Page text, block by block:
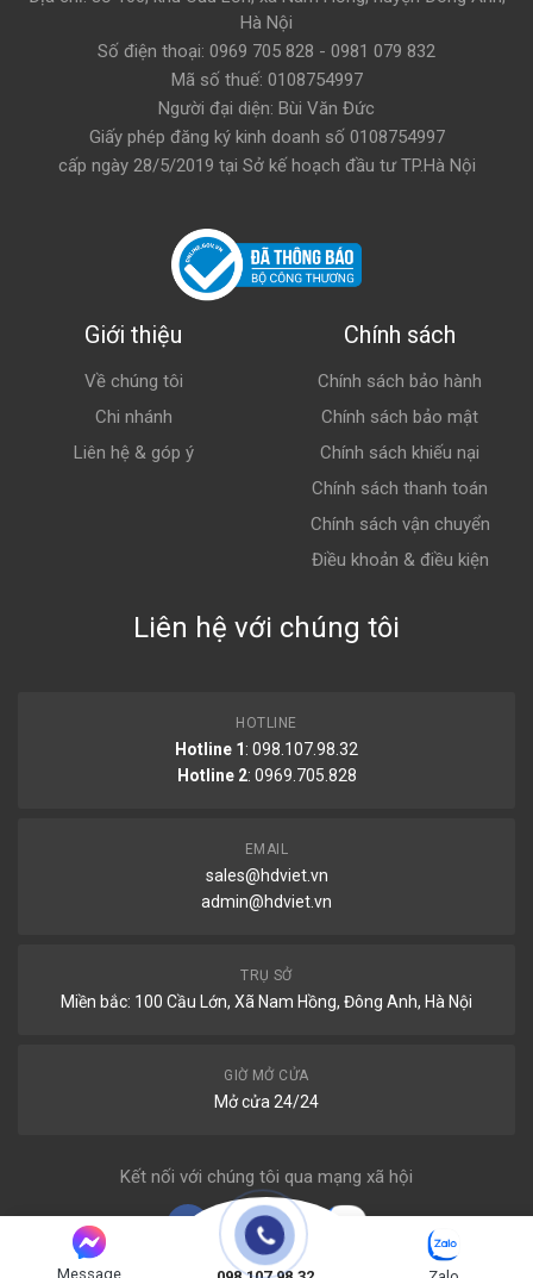
Phân phúc phổ thông
thương hiệu phổ thông, thì ắc quy Varta thương
hiệu Đức là sự lựa chọn lý tưởng. Đây là các sản
thọ dao động khoảng 3 năm, độ ổn định trong
quá trình sử dụng.
Ắc quy Varta cho xe
Các bình nội địa sản xuất trong nước có giá thành thay
thọ chưa được cao và ít phù hợp hơn với dòng xe
Hà Nội
Số điện thoại: 0969 705 828 - 0981 079 832
Mã số thuế: 0108754997
Người đại diện: Bùi Văn Đức
Giấy phép đăng ký kinh doanh số 0108754997
cấp ngày 28/5/2019 tại Sở kế hoạch đầu tư TP.Hà Nội
Giới thiệu
Về chúng tôi
Chi nhánh
Liên hệ & góp ý
Chính sách
Chính sách bảo hành
Chính sách bảo mật
Chính sách khiếu nại
Chính sách thanh toán
Chính sách vận chuyển
Điều khoản & điều kiện
Liên hệ với chúng tôi
HOTLINE
Hotline 1 : 098.107.98.32
Hotline 2: 0969.705.828
EMAIL
sales@hdviet.vn
admin@hdviet.vn
TRỤ SỞ
Miền bắc: 100 Cầu Lớn, Xã Nam Hồng, Đông Anh, Hà Nội
GIỜ MỞ CỬA
Mở cửa 24/24
Kết nối với chúng tôi qua mạng xã hội
Message